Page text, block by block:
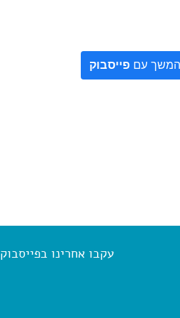
המשך עם פייסבוק
עקבו אחרינו בפייסבוק